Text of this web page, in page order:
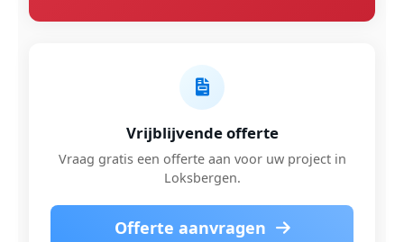
Vrijblijvende offerte
Vraag gratis een offerte aan voor uw project in
Loksbergen.
Offerte aanvragen